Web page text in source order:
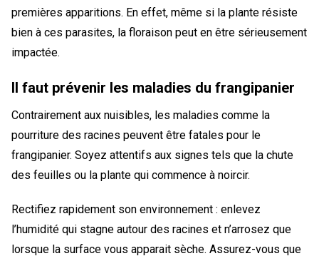
premières apparitions. En effet, même si la plante résiste
bien à ces parasites, la floraison peut en être sérieusement
impactée.
Il faut prévenir les maladies du frangipanier
Contrairement aux nuisibles, les maladies comme la
pourriture des racines peuvent être fatales pour le
frangipanier. Soyez attentifs aux signes tels que la chute
des feuilles ou la plante qui commence à noircir.
Rectifiez rapidement son environnement : enlevez
l’humidité qui stagne autour des racines et n’arrosez que
lorsque la surface vous apparait sèche. Assurez-vous que